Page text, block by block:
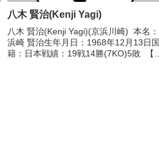
八木 賢治(Kenji Yagi)
八木 賢治(Kenji Yagi)(京浜川崎) 本名：
浜崎 賢治生年月日：1968年12月13日国
籍：日本戦績：19戦14勝(7KO)5敗 【獲